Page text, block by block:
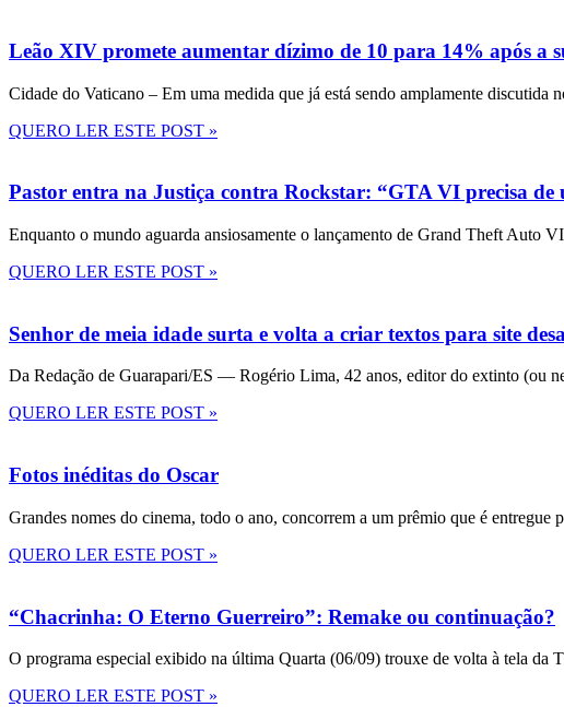
Leão XIV promete aumentar dízimo de 10 para 14% após a
Cidade do Vaticano – Em uma medida que já está sendo amplamente
QUERO LER ESTE POST »
Pastor entra na Justiça contra Rockstar: “GTA VI precisa de
Enquanto o mundo aguarda ansiosamente o lançamento de Grand Theft Auto
QUERO LER ESTE POST »
Senhor de meia idade surta e volta a criar textos para site
Da Redação de Guarapari/ES — Rogério Lima, 42 anos, editor do extinto (ou
QUERO LER ESTE POST »
Fotos inéditas do Oscar
Grandes nomes do cinema, todo o ano, concorrem a um prêmio que é
QUERO LER ESTE POST »
“Chacrinha: O Eterno Guerreiro”: Remake ou continuação?
O programa especial exibido na última Quarta (06/09) trouxe de volta à tela
QUERO LER ESTE POST »